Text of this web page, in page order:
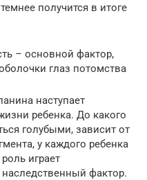
получится в итоге
– основной фактор,
глаз потомства
наступает
ребенка. До какого
голубыми, зависит от
у каждого ребенка
играет
фактор.